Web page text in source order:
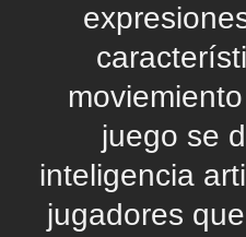
juego se
inteligencia
jugadores